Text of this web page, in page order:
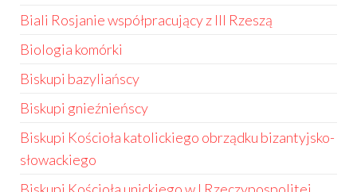
Biali Rosjanie współpracujący z III Rzeszą
Biologia komórki
Biskupi bazyliańscy
Biskupi gnieźnieńscy
Biskupi Kościoła katolickiego obrządku bizantyjsko-
słowackiego